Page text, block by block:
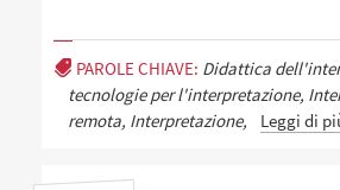
PAROLE CHIAVE: Didattica
tecnologie per l'interpretazione,
remota, Interpretazione,
Leggi di